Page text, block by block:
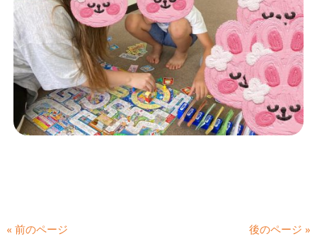
« 前のページ 後のページ »